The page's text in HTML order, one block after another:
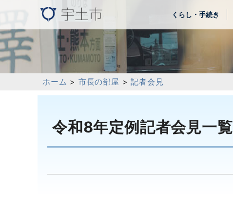
くらし・手続き
ホーム > 市長の部屋 >記者会見
令和8年定例記者会見一覧